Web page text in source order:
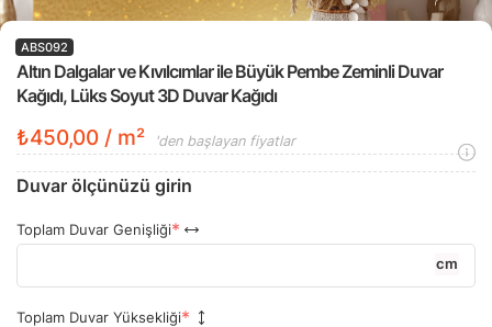
Altın Dalgalar ve Kıvılcımlar ile Büyük Pembe Zeminli Duvar
Kağıdı, Lüks Soyut 3D Duvar Kağıdı
ABS092
₺450,00 / m² 'den başlayan fiyatlar
Duvar ölçünüzü girin
Toplam Duvar Genişliği
cm
Toplam Duvar Yüksekliği